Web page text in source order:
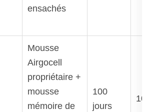
ensachés
Mousse
Airgocell
propriétaire +
mousse
mémoire de
100
jours
10